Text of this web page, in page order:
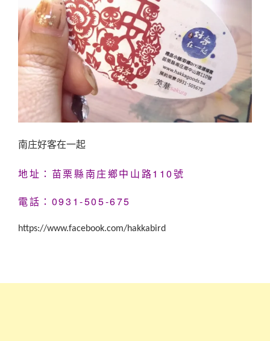
南庄好客在一起
地址：苗栗縣南庄鄉中山路110號
電話：0931-505-675
https://www.facebook.com/hakkabird